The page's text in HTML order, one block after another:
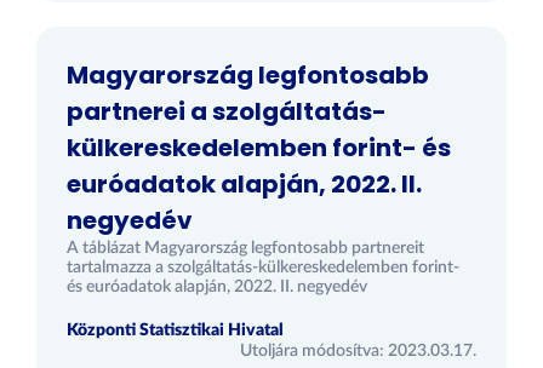
Magyarország legfontosabb
partnerei a szolgáltatás-
külkereskedelemben forint- és
euróadatok alapján, 2022. II.
negyedév
A táblázat Magyarország legfontosabb partnereit
tartalmazza a szolgáltatás-külkereskedelemben forint-
és euróadatok alapján, 2022. II. negyedév
Központi Statisztikai Hivatal
Utoljára módosítva: 2023.03.17.